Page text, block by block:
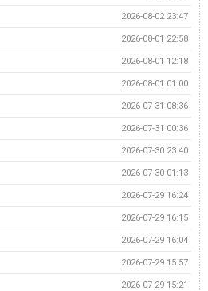
2026-08-02 23:47
2026-08-01 22:58
2026-08-01 12:18
2026-08-01 01:00
2026-07-31 08:36
2026-07-31 00:36
2026-07-30 23:40
2026-07-30 01:13
2026-07-29 16:24
2026-07-29 16:15
2026-07-29 16:04
2026-07-29 15:57
2026-07-29 15:21